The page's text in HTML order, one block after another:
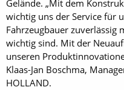
Gelände. „Mit dem
wichtig uns der Service für
Fahrzeugbauer
wichtig sind. Mit der
unseren
Klaas-Jan Boschma,
HOLLAND.